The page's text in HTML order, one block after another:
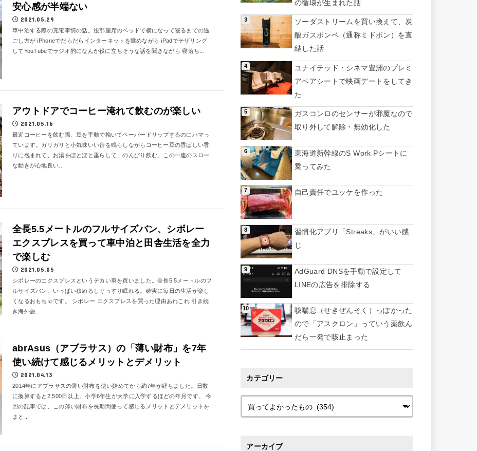
安心感が半端ない
2021.05.29
車中泊する際の充電事情の話。後部座席のベッドで横になって寝るまでの過
ごし方が iPhoneでだらだらインターネットを眺めながら iPadでテザリング
してYouTubeでラジオ的になんか役に立ちそうな話を聞きながら 寝落ち...
アウトドアでコーヒー淹れて飲むのが楽しい
2021.05.16
最近コーヒーを飲む際、豆を手動で挽いてペーパードリップするのにハマっ
ています。ガリガリと小気味いい音を鳴らしながらコーヒー豆の香ばしい香
りに包まれて、お湯をぽとぽと垂らして、のんびり飲む。この一連のスロー
な動きが心地良い...
全長5.5メートルのフルサイズバン、シボレー
エクスプレスを買って車中泊と田舎生活を全力
で楽しむ
2021.05.05
シボレーのエクスプレスというデカい車を買いました。全長5.5メートルのフ
ルサイズバン。いっぱい積めるしぐっすり眠れる。確実に毎日の生活が楽し
くなるおもちゃです。 シボレー エクスプレスを買った理由あれこれ 引き続
き海外旅...
abrAsus（アブラサス）の「薄い財布」を7年
使い続けて感じるメリットとデメリット
2021.04.13
2014年にアブラサスの薄い財布を使い始めてから約7年が経ちました。日数
に換算すると2,500日以上。小学6年生が大学に入学するほどの年月です。 今
回の記事では、この薄い財布を長期間使って感じるメリットとデメリットを
まと...
の循環が生まれた話
ソーダストリームを買い換えて、炭
酸ガスボンベ（通称ミドボン）を直
結した話
ユナイテッド・シネマ豊洲のプレミ
アペアシートで映画デートをしてき
た
ガスコンロのセンサーが邪魔なので
取り外して解除・無効化した
東海道新幹線のS Work Pシートに
乗ってみた
自己責任でユッケを作った
習慣化アプリ「Streaks」がいい感
じ
AdGuard DNSを手動で設定して
LINEの広告を排除する
咳喘息（せきぜんそく）っぽかった
ので「アスクロン」っていう薬飲ん
だら一発で咳止まった
カテゴリー
アーカイブ